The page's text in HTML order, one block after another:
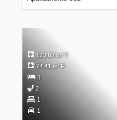
123,83 m² T
74,41 m² P
1
2
1
1